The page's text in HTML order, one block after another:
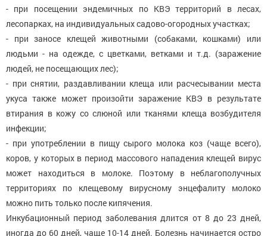
- при посещении эндемичных по КВЭ территорий в лесах,
лесопарках, на индивидуальных садово-огородных участках;
- при заносе клещей животными (собаками, кошками) или
людьми - на одежде, с цветками, ветками и т.д. (заражение
людей, не посещающих лес);
- при снятии, раздавливании клеща или расчесывании места
укуса также может произойти заражение КВЭ в результате
втирания в кожу со слюной или тканями клеща возбудителя
инфекции;
- при употреблении в пищу сырого молока коз (чаще всего),
коров, у которых в период массового нападения клещей вирус
может находиться в молоке. Поэтому в неблагополучных
территориях по клещевому вирусному энцефалиту молоко
можно пить только после кипячения.
Инкубационный период заболевания длится от 8 до 23 дней,
иногда до 60 дней, чаще 10-14 дней. Болезнь начинается остро